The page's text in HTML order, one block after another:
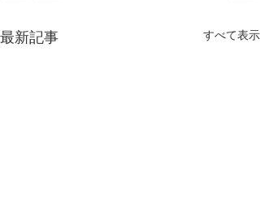
最新記事 すべて表示